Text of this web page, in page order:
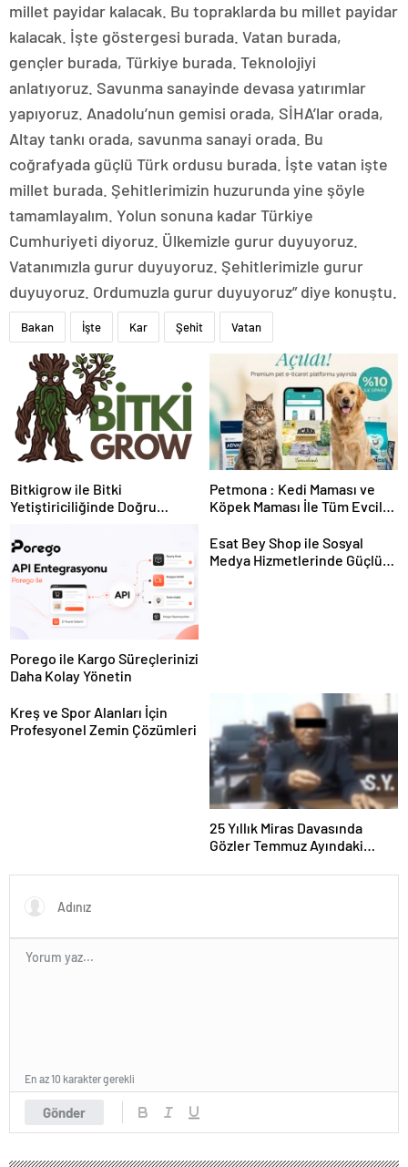
millet payidar kalacak. Bu topraklarda bu millet payidar
kalacak. İşte göstergesi burada. Vatan burada,
gençler burada, Türkiye burada. Teknolojiyi
anlatıyoruz. Savunma sanayinde devasa yatırımlar
yapıyoruz. Anadolu’nun gemisi orada, SİHA’lar orada,
Altay tankı orada, savunma sanayi orada. Bu
coğrafyada güçlü Türk ordusu burada. İşte vatan işte
millet burada. Şehitlerimizin huzurunda yine şöyle
tamamlayalım. Yolun sonuna kadar Türkiye
Cumhuriyeti diyoruz. Ülkemizle gurur duyuyoruz.
Vatanımızla gurur duyuyoruz. Şehitlerimizle gurur
duyuyoruz. Ordumuzla gurur duyuyoruz” diye konuştu.
Bakan İşte Kar Şehit Vatan
Bitkigrow ile Bitki
Yetiştiriciliğinde Doğru
Petmona : Kedi Maması ve
Köpek Maması İle Tüm Evcil
Porego ile Kargo Süreçlerinizi
Daha Kolay Yönetin
Esat Bey Shop ile Sosyal
Medya Hizmetlerinde Güçlü
Kreş ve Spor Alanları İçin
Profesyonel Zemin Çözümleri
25 Yıllık Miras Davasında
Gözler Temmuz Ayındaki
Gönder
En az 10 karakter gerekli